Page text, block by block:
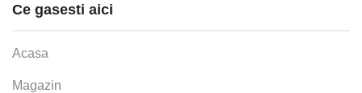
Ce gasesti aici
Acasa
Magazin